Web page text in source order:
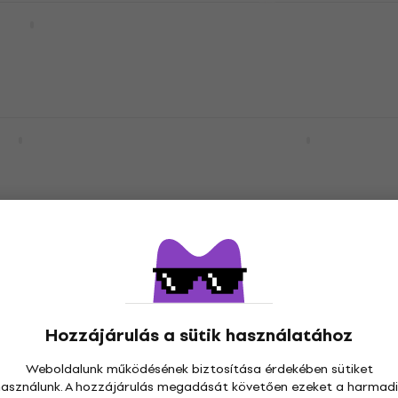
Hozzájárulás a sütik használatához
Weboldalunk működésének biztosítása érdekében sütiket
A hozzájárulás megadását követően ezeket a
Blue Vonótok
Red Vonótok Petz AIV03 UNI Blue
Vonótok
30 070 Ft
Megrendelésre